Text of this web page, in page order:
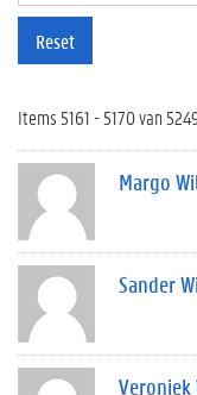
Reset
Items 5161 - 5170 van
Margo
Sander